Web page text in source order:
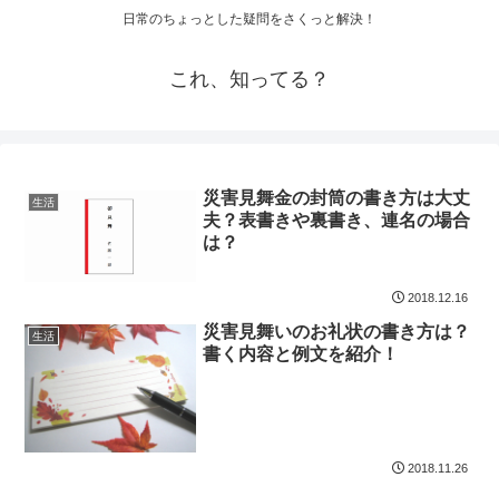
日常のちょっとした疑問をさくっと解決！
これ、知ってる？
生活
災害見舞金の封筒の書き方は大丈
夫？表書きや裏書き、連名の場合
は？
2018.12.16
生活
災害見舞いのお礼状の書き方は？
書く内容と例文を紹介！
2018.11.26